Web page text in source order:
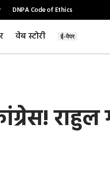
DNPA Code of Ethics
वेब स्टोरी ई-पेपर
राहुल